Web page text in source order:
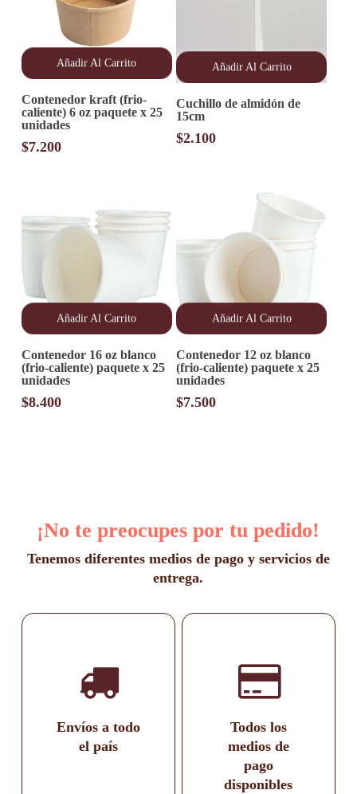
Añadir Al Carrito
Contenedor kraft (frio-
caliente) 6 oz paquete x 25
unidades
$7.200
Añadir Al Carrito
Cuchillo de almidón de
15cm
$2.100
Añadir Al Carrito
Contenedor 16 oz blanco
(frio-caliente) paquete x 25
unidades
$8.400
Añadir Al Carrito
Contenedor 12 oz blanco
(frio-caliente) paquete x 25
unidades
$7.500
¡No te preocupes por tu pedido!
Tenemos diferentes medios de pago y servicios de
entrega.
Envíos a todo
el país
Todos los
medios de
pago
disponibles